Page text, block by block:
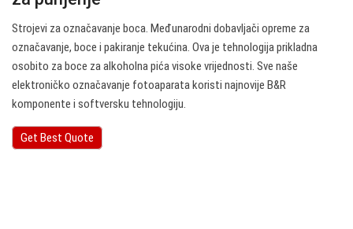
Strojevi za označavanje boca. Međunarodni dobavljači opreme za
označavanje, boce i pakiranje tekućina. Ova je tehnologija prikladna
osobito za boce za alkoholna pića visoke vrijednosti. Sve naše
elektroničko označavanje fotoaparata koristi najnovije B&R
komponente i softversku tehnologiju.
Get Best Quote